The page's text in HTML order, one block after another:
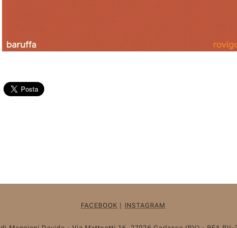
FACEBOOK | INSTAGRAM